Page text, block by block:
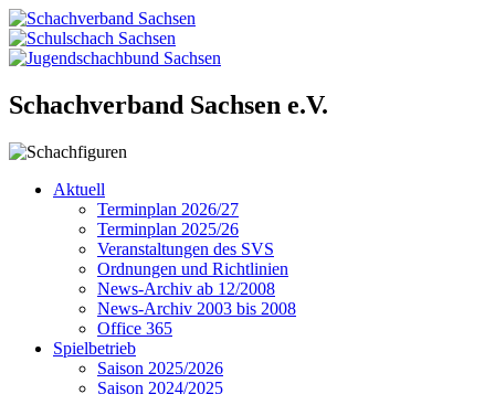
Schachverband Sachsen e.V.
Aktuell
Terminplan 2026/27
Terminplan 2025/26
Veranstaltungen des SVS
Ordnungen und Richtlinien
News-Archiv ab 12/2008
News-Archiv 2003 bis 2008
Office 365
Spielbetrieb
Saison 2025/2026
Saison 2024/2025